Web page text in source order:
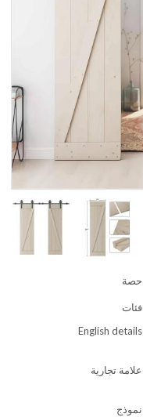
حصة
فئات
English details
علامة تجارية
نموذج